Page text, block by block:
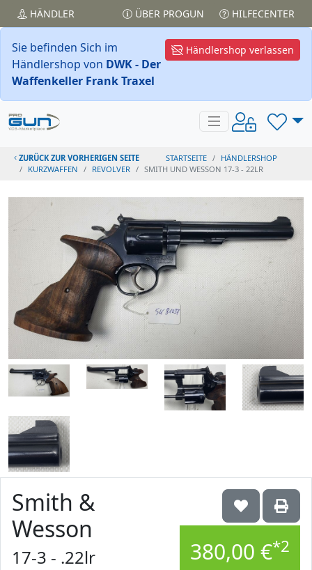
HÄNDLER ÜBER PROGUN HILFECENTER
Händlershop verlassen
Sie befinden Sich im
Händlershop von DWK - Der
Waffenkeller Frank Traxel
ZURÜCK ZUR VORHERIGEN SEITE STARTSEITE
HÄNDLERSHOP
KURZWAFFEN
REVOLVER SMITH UND WESSON 17-3 - 22LR
380,00 €*2
Smith &
Wesson
17-3 - .22lr